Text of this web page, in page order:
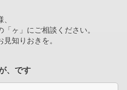
ヶ」にご相談ください。
知りおきを。